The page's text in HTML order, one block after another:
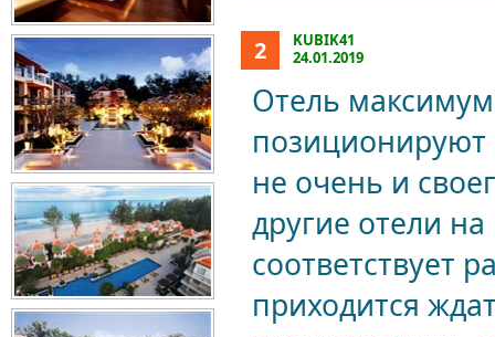
2
KUBIK41
24.01.2019
Отель
позиционируют
не очень и
другие отели
соответствует
приходится